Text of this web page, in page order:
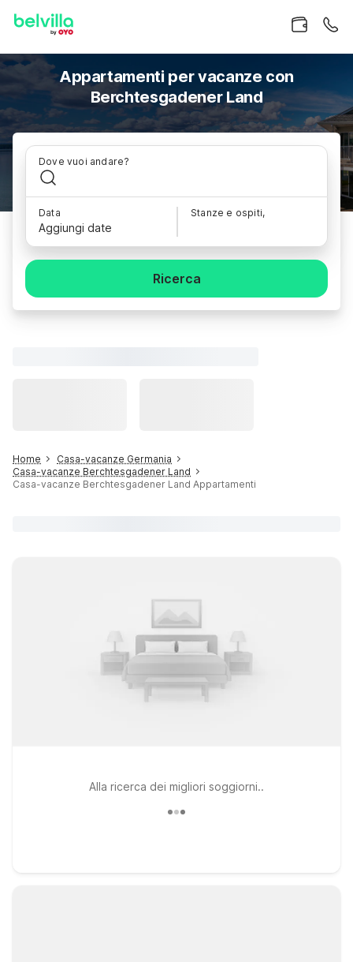
Appartamenti per vacanze con
Berchtesgadener Land
Dove vuoi andare?
Data
Aggiungi date
Stanze e ospiti,
Ricerca
Home
Casa-vacanze Germania
Casa-vacanze Berchtesgadener Land
Casa-vacanze Berchtesgadener Land Appartamenti
Alla ricerca dei migliori soggiorni..